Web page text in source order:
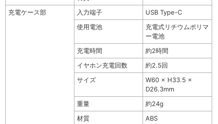
充電ケース部
入力端子
USB Type-C
使用電池
充電式リチウムポリマ
ー電池
充電時間
約2時間
イヤホン充電回数
約2.5回
サイズ
W60 × H33.5 ×
D26.3mm
重量
約24g
材質
ABS